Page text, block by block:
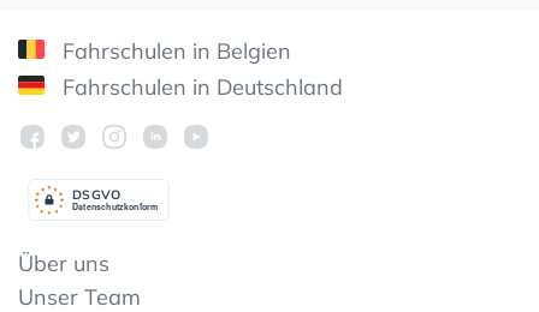
Fahrschulen in Belgien
Fahrschulen in Deutschland
Datenschutzkonform
DSGVO
Über uns
Unser Team